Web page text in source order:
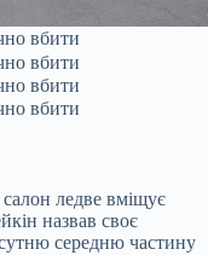
ледве вміщує
назвав своє
середню частину